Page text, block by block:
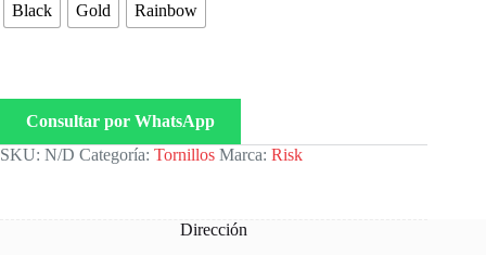
Black Gold Rainbow
Consultar por WhatsApp
SKU: N/D Categoría: Tornillos Marca: Risk
Dirección